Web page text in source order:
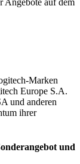
Marken
Europe S.A.
und anderen
ihrer
und